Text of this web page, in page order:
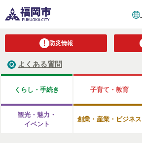
防災情報
よくある質問
くらし・手続き 子育て・教育
観光・魅力・
イベント
創業・産業・ビジネス